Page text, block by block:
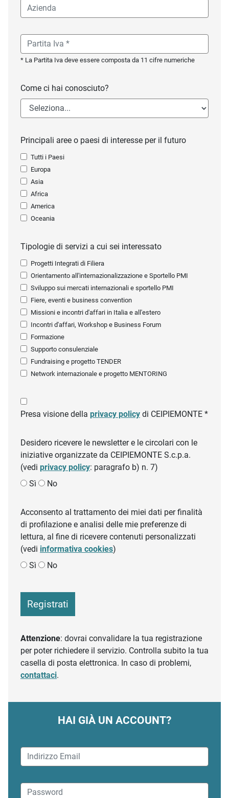
* La Partita Iva deve essere composta da 11 cifre numeriche
Come ci hai conosciuto?
Principali aree o paesi di interesse per il futuro
Tutti i Paesi
Europa
Asia
Africa
America
Oceania
Tipologie di servizi a cui sei interessato
Progetti Integrati di Filiera
Orientamento all'internazionalizzazione e Sportello PMI
Sviluppo sui mercati internazionali e sportello PMI
Fiere, eventi e business convention
Missioni e incontri d'affari in Italia e all'estero
Incontri d'affari, Workshop e Business Forum
Formazione
Supporto consulenziale
Fundraising e progetto TENDER
Network internazionale e progetto MENTORING
Presa visione della privacy policy di CEIPIEMONTE *
Desidero ricevere le newsletter e le circolari con le
iniziative organizzate da CEIPIEMONTE S.c.p.a.
(vedi privacy policy: paragrafo b) n. 7)
Sì
No
Acconsento al trattamento dei miei dati per finalità
di profilazione e analisi delle mie preferenze di
lettura, al fine di ricevere contenuti personalizzati
(vedi informativa cookies)
Sì
No
Registrati
Attenzione: dovrai convalidare la tua registrazione
per poter richiedere il servizio. Controlla subito la tua
casella di posta elettronica. In caso di problemi,
contattaci.
HAI GIÀ UN ACCOUNT?